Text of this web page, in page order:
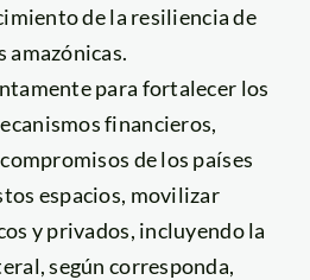
de la resiliencia de
amazónicas.
para fortalecer los
financieros,
de los países
espacios, movilizar
y privados, incluyendo la
según corresponda,